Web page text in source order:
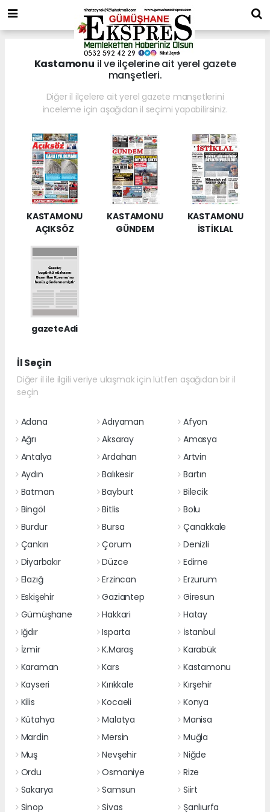
Kastamonu il ve ilçelerine ait yerel gazete
manşetleri.
Diğer il ilçelere ait yerel gazete manşetlerini
inceleme için aşağıdan il seçimi yapabilirsiniz.
KASTAMONU
AÇIKSÖZ
KASTAMONU
GÜNDEM
KASTAMONU
İSTİKLAL
gazeteAdi
İl Seçin
Diğer il ile ilgili veriye ulaşmak için lütfen aşağıdan bir il
seçin
Adana Adıyaman
Afyon
Ağrı
Aksaray
Amasya
Antalya
Ardahan
Artvin
Aydın
Balıkesir
Bartın
Batman
Bayburt
Bilecik
Bingöl
Bitlis
Bolu
Burdur
Bursa
Çanakkale
Çankırı
Çorum
Denizli
Diyarbakır
Düzce
Edirne
Elazığ
Erzincan
Erzurum
Eskişehir
Gaziantep
Giresun
Gümüşhane
Hakkari
Hatay
Iğdır
Isparta
İstanbul
İzmir
K.Maraş
Karabük
Karaman
Kars
Kastamonu
Kayseri
Kırıkkale
Kırşehir
Kilis
Kocaeli
Konya
Kütahya
Malatya
Manisa
Mardin
Mersin
Muğla
Muş
Nevşehir
Niğde
Ordu
Osmaniye
Rize
Sakarya
Samsun
Siirt
Sinop
Sivas Şanlıurfa